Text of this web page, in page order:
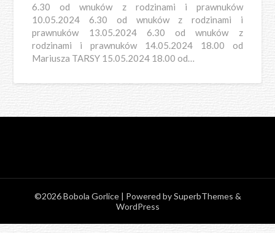
6.30 od wnuków z rodzinami i prawnuków
10.05.2024 6.30 od wnuków z rodzinami i
prawnuków 13.05.2024 6.30 od wnuków z
rodzinami i prawnuków 14.05.2024 18.00 od
Mariusza TARSY 15.05.2024 18.00 od…
©2026 Bobola Gorlice | Powered bySuperbThemes &
WordPress